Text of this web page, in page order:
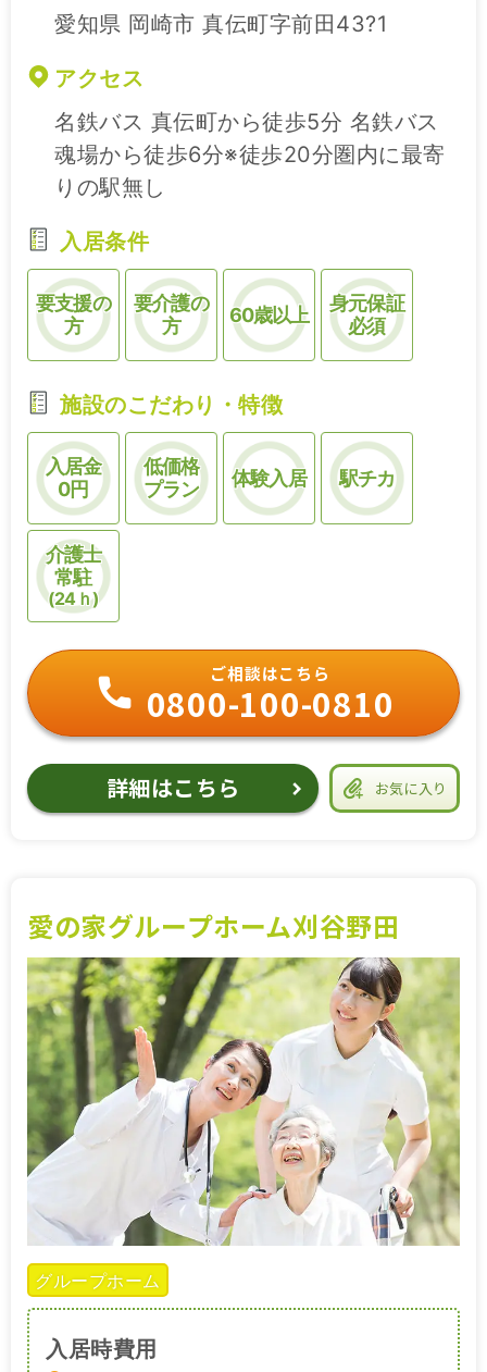
愛知県 岡崎市 真伝町字前田43?1
アクセス
名鉄バス 真伝町から徒歩5分 名鉄バス
魂場から徒歩6分※徒歩20分圏内に最寄
りの駅無し
入居条件
要支援の
方
要介護の
方
60歳以上
身元保証
必須
施設のこだわり・特徴
入居金
0円
低価格
プラン
体験入居 駅チカ
介護士
常駐
(24ｈ)
お気に入り
ご相談はこちら
0800-100-0810
詳細はこちら
愛の家グループホーム刈谷野田
グループホーム
入居時費用